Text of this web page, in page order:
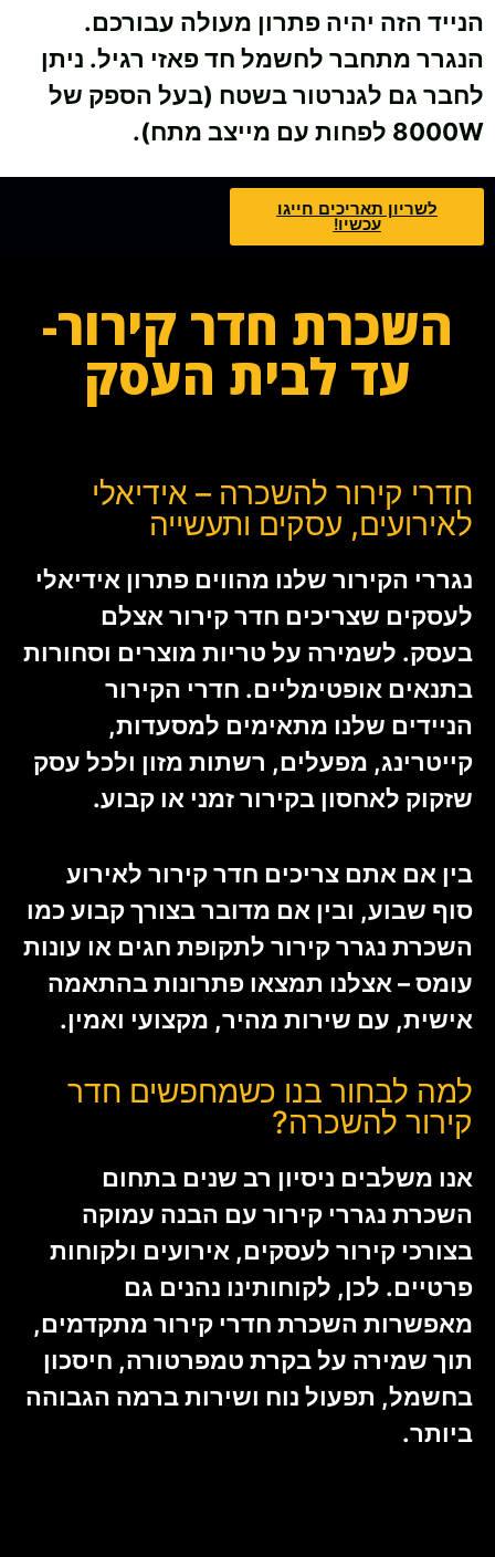
הנייד הזה יהיה פתרון מעולה עבורכם.
הנגרר מתחבר לחשמל חד פאזי רגיל. ניתן
לחבר גם לגנרטור בשטח (בעל הספק של
8000W לפחות עם מייצב מתח).
לשריון תאריכים חייגו
עכשיו!
השכרת חדר קירור-
עד לבית העסק
חדרי קירור להשכרה – אידיאלי
לאירועים, עסקים ותעשייה
נגררי הקירור שלנו מהווים פתרון אידיאלי
לעסקים שצריכים חדר קירור אצלם
בעסק. לשמירה על טריות מוצרים וסחורות
בתנאים אופטימליים. חדרי הקירור
הניידים שלנו מתאימים למסעדות,
קייטרינג, מפעלים, רשתות מזון ולכל עסק
שזקוק לאחסון בקירור זמני או קבוע.
בין אם אתם צריכים חדר קירור לאירוע
סוף שבוע, ובין אם מדובר בצורך קבוע כמו
השכרת נגרר קירור לתקופת חגים או עונות
עומס – אצלנו תמצאו פתרונות בהתאמה
אישית, עם שירות מהיר, מקצועי ואמין.
למה לבחור בנו כשמחפשים חדר
קירור להשכרה?
אנו משלבים ניסיון רב שנים בתחום
השכרת נגררי קירור עם הבנה עמוקה
בצורכי קירור לעסקים, אירועים ולקוחות
פרטיים. לכן, לקוחותינו נהנים גם
מאפשרות השכרת חדרי קירור מתקדמים,
תוך שמירה על בקרת טמפרטורה, חיסכון
בחשמל, תפעול נוח ושירות ברמה הגבוהה
ביותר.